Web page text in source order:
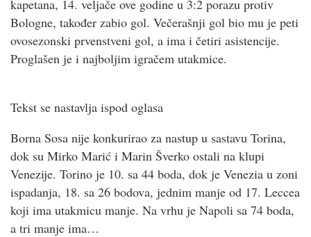
kapetana, 14. veljače ove godine u 3:2 porazu protiv
Bologne, također zabio gol. Večerašnji gol bio mu je peti
ovosezonski prvenstveni gol, a ima i četiri asistencije.
Proglašen je i najboljim igračem utakmice.
Tekst se nastavlja ispod oglasa
Borna Sosa nije konkurirao za nastup u sastavu Torina,
dok su Mirko Marić i Marin Šverko ostali na klupi
Venezije. Torino je 10. sa 44 boda, dok je Venezia u zoni
ispadanja, 18. sa 26 bodova, jednim manje od 17. Leccea
koji ima utakmicu manje. Na vrhu je Napoli sa 74 boda,
a tri manje ima…